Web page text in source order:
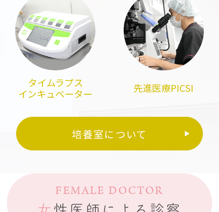
タイムラプス
インキュベーター
先進医療PICSI
培養室について
FEMALE DOCTOR